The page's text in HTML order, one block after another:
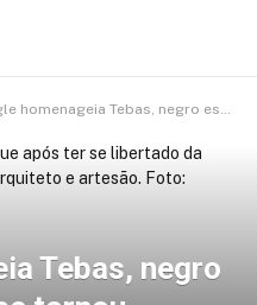
Tebas, negro escravizado que se tornou artesão e arquiteto
Tebas, negro